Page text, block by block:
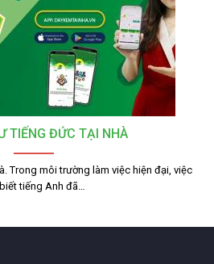
TIẾNG ĐỨC TẠI NHÀ
Trong môi trường làm việc hiện đại, việc
tiếng Anh đã…